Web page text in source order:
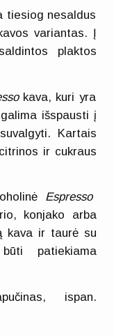
tiesiog nesaldus
variantas. Į
plaktos
kava, kuri yra
išspausti į
Kartais
ir cukraus
Espresso
konjako arba
kava ir taurė su
patiekiama
ispan.